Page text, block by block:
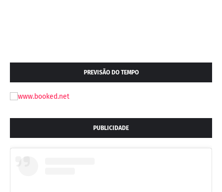
PREVISÃO DO TEMPO
PUBLICIDADE